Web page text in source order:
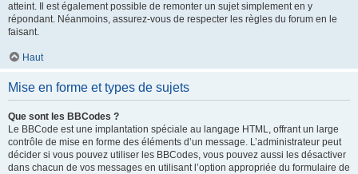
atteint. Il est également possible de remonter un sujet simplement en y
répondant. Néanmoins, assurez-vous de respecter les règles du forum en le
faisant.
Haut
Mise en forme et types de sujets
Que sont les BBCodes ?
Le BBCode est une implantation spéciale au langage HTML, offrant un large
contrôle de mise en forme des éléments d’un message. L’administrateur peut
décider si vous pouvez utiliser les BBCodes, vous pouvez aussi les désactiver
dans chacun de vos messages en utilisant l’option appropriée du formulaire de